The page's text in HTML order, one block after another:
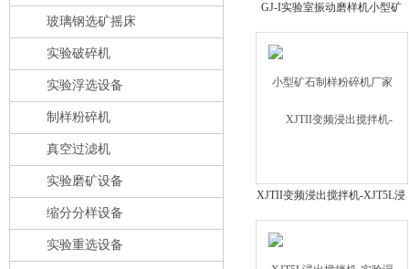
玻璃钢选矿摇床
实验破碎机
实验浮选设备
制样粉碎机
真空过滤机
实验磨矿设备
缩分分样设备
实验重选设备
GJ-I实验室振动磨样机小型矿
石制样粉碎机厂家
XJTII变频浸出搅拌机-XJT5L浸
出搅拌机-实验湿式浸出-黄金浸